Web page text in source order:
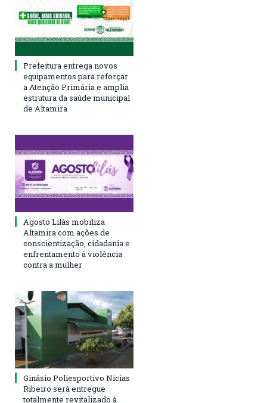
Prefeitura entrega novos
equipamentos para reforçar
a Atenção Primária e amplia
estrutura da saúde municipal
de Altamira
Agosto Lilás mobiliza
Altamira com ações de
conscientização, cidadania e
enfrentamento à violência
contra a mulher
Ginásio Poliesportivo Nicias
Ribeiro será entregue
totalmente revitalizado à